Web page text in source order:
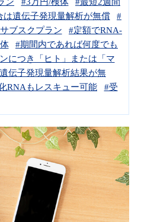
は遺伝子発現量解析が無償
#
ブスクプラン
#定額でRNA-
#期間内であれば何度でも
につき「ヒト」または「マ
伝子発現量解析結果が無
RNAもレスキュー可能
#受